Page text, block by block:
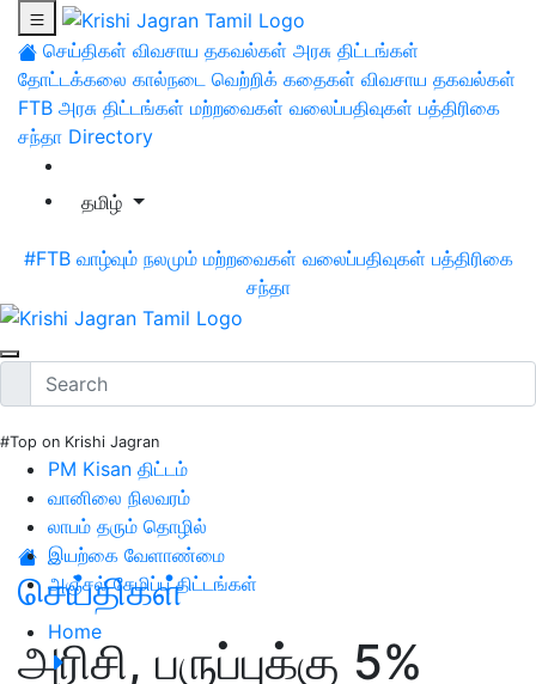
செய்திகள் விவசாய தகவல்கள் அரசு திட்டங்கள்
தோட்டக்கலை கால்நடை வெற்றிக் கதைகள் விவசாய தகவல்கள்
FTB அரசு திட்டங்கள் மற்றவைகள் வலைப்பதிவுகள் பத்திரிகை
சந்தா Directory
தமிழ்
#FTB வாழ்வும் நலமும் மற்றவைகள் வலைப்பதிவுகள் பத்திரிகை
சந்தா
#Top on Krishi Jagran
PM Kisan திட்டம்
வானிலை நிலவரம்
லாபம் தரும் தொழில்
இயற்கை வேளாண்மை
அஞ்சல் சேமிப்பு திட்டங்கள்
Home
செய்திகள்
அரிசி, பருப்புக்கு 5%